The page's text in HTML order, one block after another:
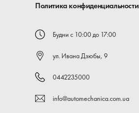
Политика конфиденциальности
Будни с 10:00 до 17:00
ул. Ивана Дзюбы, 9
0442235000
info@automechanica.com.ua